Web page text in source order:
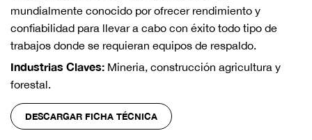
mundialmente conocido por ofrecer rendimiento y
confiabilidad para llevar a cabo con éxito todo tipo de
trabajos donde se requieran equipos de respaldo.
Industrias Claves: Mineria, construcción agricultura y
forestal.
DESCARGAR FICHA TÉCNICA